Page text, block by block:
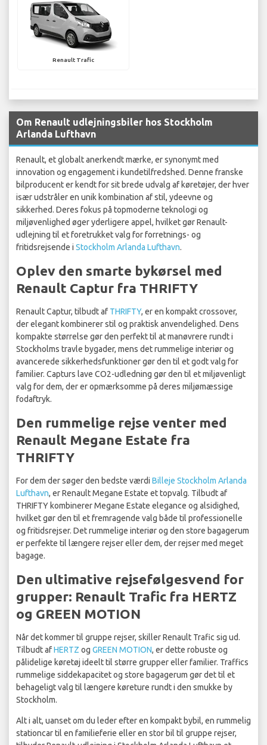
Renault Trafic
Om Renault udlejningsbiler hos Stockholm
Arlanda Lufthavn
Renault, et globalt anerkendt mærke, er synonymt med
innovation og engagement i kundetilfredshed. Denne franske
bilproducent er kendt for sit brede udvalg af køretøjer, der hver
især udstråler en unik kombination af stil, ydeevne og
sikkerhed. Deres fokus på topmoderne teknologi og
miljøvenlighed øger yderligere appel, hvilket gør Renault-
udlejning til et foretrukket valg for forretnings- og
fritidsrejsende i Stockholm Arlanda Lufthavn.
Oplev den smarte bykørsel med
Renault Captur fra THRIFTY
Renault Captur, tilbudt af THRIFTY, er en kompakt crossover,
der elegant kombinerer stil og praktisk anvendelighed. Dens
kompakte størrelse gør den perfekt til at manøvrere rundt i
Stockholms travle bygader, mens det rummelige interiør og
avancerede sikkerhedsfunktioner gør den til et godt valg for
familier. Capturs lave CO2-udledning gør den til et miljøvenligt
valg for dem, der er opmærksomme på deres miljømæssige
fodaftryk.
Den rummelige rejse venter med
Renault Megane Estate fra
THRIFTY
For dem der søger den bedste værdi Billeje Stockholm Arlanda
Lufthavn, er Renault Megane Estate et topvalg. Tilbudt af
THRIFTY kombinerer Megane Estate elegance og alsidighed,
hvilket gør den til et fremragende valg både til professionelle
og fritidsrejser. Det rummelige interiør og den store bagagerum
er perfekte til længere rejser eller dem, der rejser med meget
bagage.
Den ultimative rejsefølgesvend for
grupper: Renault Trafic fra HERTZ
og GREEN MOTION
Når det kommer til gruppe rejser, skiller Renault Trafic sig ud.
Tilbudt afHERTZ og GREEN MOTION, er dette robuste og
pålidelige køretøj ideelt til større grupper eller familier. Traffics
rummelige siddekapacitet og store bagagerum gør det til et
behageligt valg til længere køreture rundt i den smukke by
Stockholm.
Alt i alt, uanset om du leder efter en kompakt bybil, en rummelig
stationcar til en familieferie eller en stor bil til gruppe rejser,